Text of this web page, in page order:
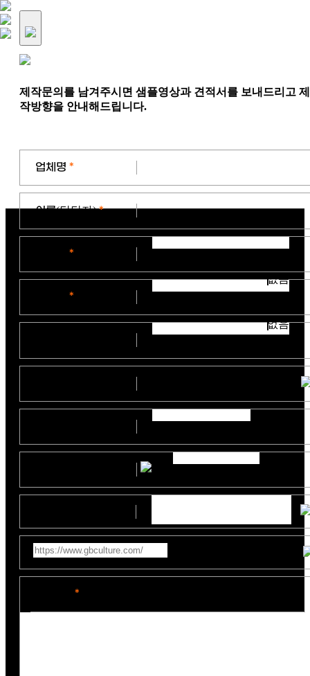
제작문의를 남겨주시면 샘플영상과 견적서를 보내드리고 제
작방향을 안내해드립니다.
업체명 *
이름(담당자) *
*
*
없음
없음
*